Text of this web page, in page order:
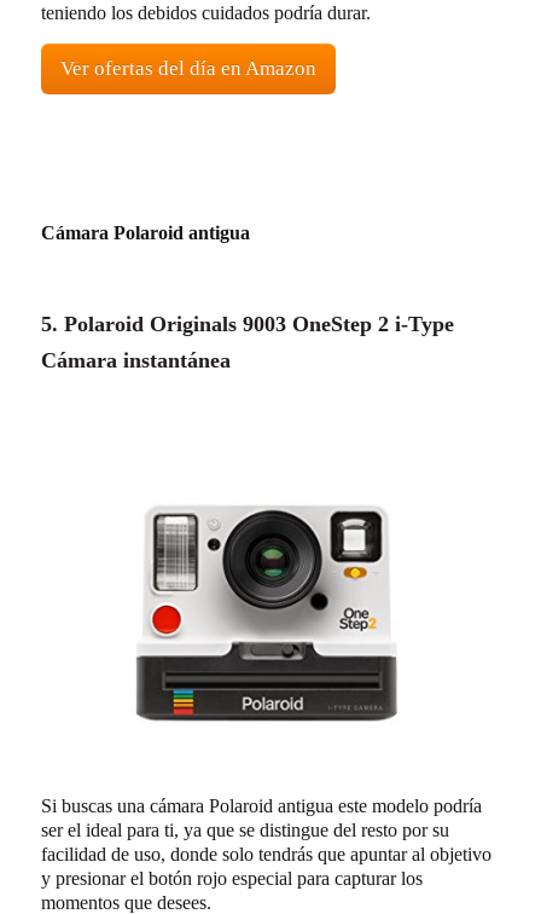
teniendo los debidos cuidados podría durar.
Ver ofertas del día en Amazon
Cámara Polaroid antigua
5. Polaroid Originals 9003 OneStep 2 i-Type
Cámara instantánea
Si buscas una cámara Polaroid antigua este modelo podría
ser el ideal para ti, ya que se distingue del resto por su
facilidad de uso, donde solo tendrás que apuntar al objetivo
y presionar el botón rojo especial para capturar los
momentos que desees.